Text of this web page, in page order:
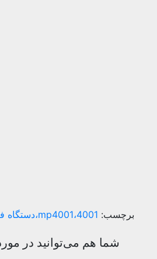
برچسب: 4001،mp4001،دستگاه فتوکپی ریکو آفیشیو 4001
شما هم می‌توانید در